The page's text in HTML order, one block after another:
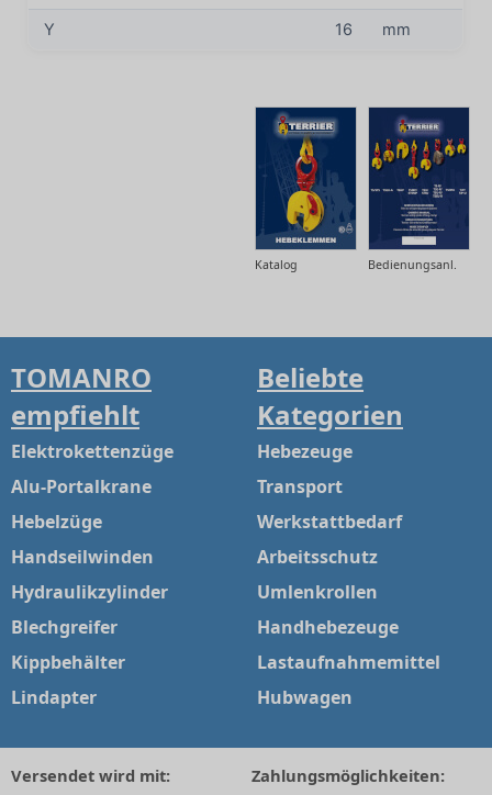
Y 16 mm
Bedienungsanl.
Katalog
TOMANRO
empfiehlt
Elektrokettenzüge
Alu-Portalkrane
Hebelzüge
Handseilwinden
Hydraulikzylinder
Blechgreifer
Kippbehälter
Lindapter
Beliebte
Kategorien
Hebezeuge
Transport
Werkstattbedarf
Arbeitsschutz
Umlenkrollen
Handhebezeuge
Lastaufnahmemittel
Hubwagen
Versendet wird mit: Zahlungsmöglichkeiten: